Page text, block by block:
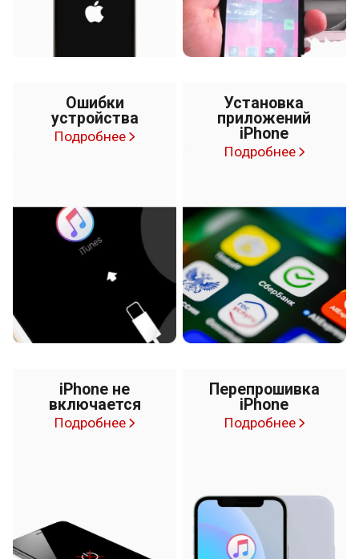
Ошибки
устройства
Подробнее
Установка
приложений
iPhone
Подробнее
iPhone не
включается
Подробнее
Перепрошивка
iPhone
Подробнее